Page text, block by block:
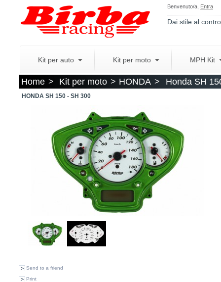
Kit per auto Kit per moto MPH Kit
Benvenuto/a, Entra
Dai stile al
Home > Kit per moto > HONDA > Honda SH
HONDA SH 150 - SH 300
Send to a friend
Print